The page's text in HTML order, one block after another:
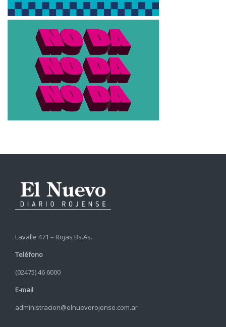
Lavalle 471 – Rojas Bs.As.
Teléfono
(02475) 46 6000
E-mail
administracion@elnuevorojense.com.ar